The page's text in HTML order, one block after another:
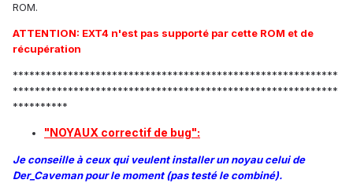
ROM.
ATTENTION: EXT4 n'est pas supporté par cette ROM et de
récupération
***********************************************************
***********************************************************
**********
"NOYAUX correctif de bug":
Je conseille à ceux qui veulent installer un noyau celui de
Der_Caveman pour le moment (pas testé le combiné).